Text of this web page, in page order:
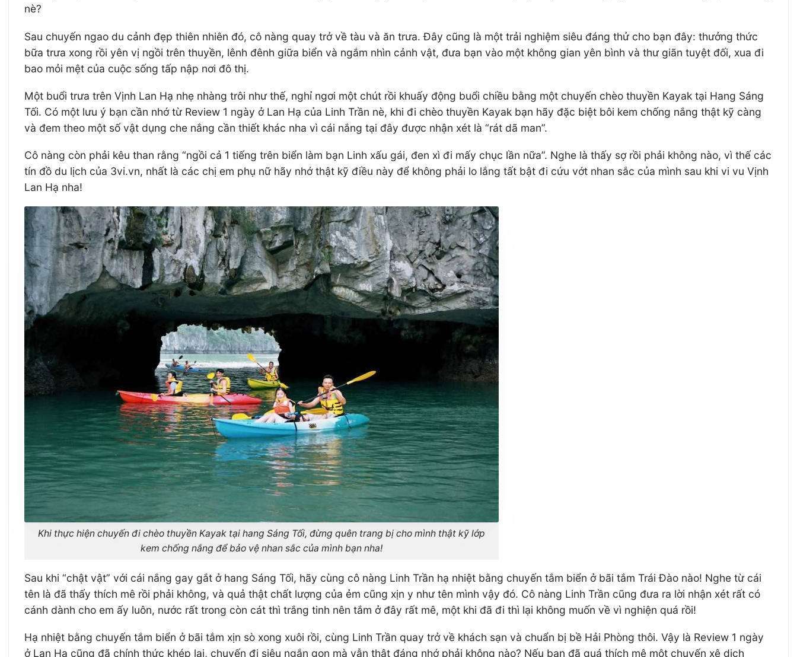
nè?
Sau chuyến ngao du cảnh đẹp thiên nhiên đó, cô nàng quay trở về tàu và ăn trưa. Đây cũng là một trải nghiệm siêu đáng thử cho bạn đây: thưởng thức
bữa trưa xong rồi yên vị ngồi trên thuyền, lênh đênh giữa biển và ngắm nhìn cảnh vật, đưa bạn vào một không gian yên bình và thư giãn tuyệt đối, xua đi
bao mỏi mệt của cuộc sống tấp nập nơi đô thị.
Một buổi trưa trên Vịnh Lan Hạ nhẹ nhàng trôi như thế, nghỉ ngơi một chút rồi khuấy động buổi chiều bằng một chuyến chèo thuyền Kayak tại Hang Sáng
Tối. Có một lưu ý bạn cần nhớ từ Review 1 ngày ở Lan Hạ của Linh Trần nè, khi đi chèo thuyền Kayak bạn hãy đặc biệt bôi kem chống nắng thật kỹ càng
và đem theo một số vật dụng che nắng cần thiết khác nha vì cái nắng tại đây được nhận xét là “rát dã man”.
Cô nàng còn phải kêu than rằng “ngồi cả 1 tiếng trên biển làm bạn Linh xấu gái, đen xì đi mấy chục lần nữa”. Nghe là thấy sợ rồi phải không nào, vì thế các
tín đồ du lịch của 3vi.vn, nhất là các chị em phụ nữ hãy nhớ thật kỹ điều này để không phải lo lắng tất bật đi cứu vớt nhan sắc của mình sau khi vi vu Vịnh
Lan Hạ nha!
Khi thực hiện chuyến đi chèo thuyền Kayak tại hang Sáng Tối, đừng quên trang bị cho mình thật kỹ lớp
kem chống nắng để bảo vệ nhan sắc của mình bạn nha!
Sau khi “chật vật” với cái nắng gay gắt ở hang Sáng Tối, hãy cùng cô nàng Linh Trần hạ nhiệt bằng chuyến tắm biển ở bãi tắm Trái Đào nào! Nghe từ cái
tên là đã thấy thích mê rồi phải không, và quả thật chất lượng của ẻm cũng xịn y như tên mình vậy đó. Cô nàng Linh Trần cũng đưa ra lời nhận xét rất có
cánh dành cho em ấy luôn, nước rất trong còn cát thì trắng tinh nên tắm ở đây rất mê, một khi đã đi thì lại không muốn về vì nghiện quá rồi!
Hạ nhiệt bằng chuyến tắm biển ở bãi tắm xịn sò xong xuôi rồi, cùng Linh Trần quay trở về khách sạn và chuẩn bị bề Hải Phòng thôi. Vậy là Review 1 ngày
ở Lan Hạ cũng đã chính thức khép lại, chuyến đi siêu ngắn gọn mà vẫn thật đáng nhớ phải không nào? Nếu bạn đã quá thích mê một chuyến xê dịch